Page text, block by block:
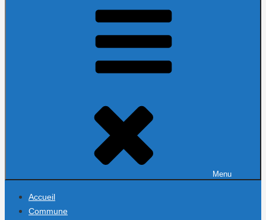
Menu
Accueil
Commune